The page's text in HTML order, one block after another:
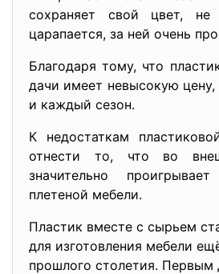
сохраняет свой цвет,
царапается, за ней очень
Благодаря тому, что
дачи имеет невысокую
и каждый сезон.
К недостаткам
отнести то, что во
значительно
плетеной мебели.
Пластик вместе с сырьем
для изготовления мебели
прошлого столетия. Первым